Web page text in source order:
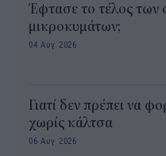
Έφτασε το τέλος των
μικροκυμάτων;
04 Αυγ 2026
Γιατί δεν πρέπει να
χωρίς κάλτσα
06 Αυγ 2026